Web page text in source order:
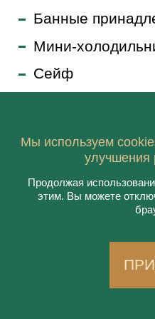
Банные
Мини-
Сейф
баня и финская
УСЛУГИ
Мы используем
улучшения
Продолжая
этим. Вы можете